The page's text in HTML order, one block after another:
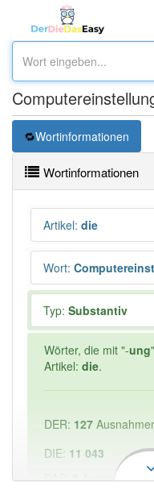
Wortinformationen
Wortinformationen
Artikel: die
Wort:
Typ: Substantiv
Wörter, die mit "-ung
Artikel: die.
DER: 127
DIE: 11 043
DAS:2Ausnahmen